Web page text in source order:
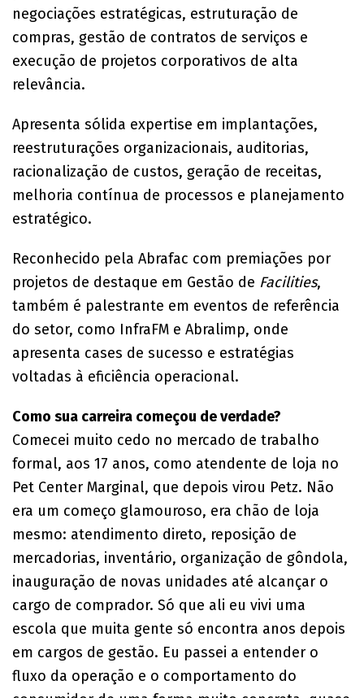
negociações estratégicas, estruturação de
compras, gestão de contratos de serviços e
execução de projetos corporativos de alta
relevância.
Apresenta sólida expertise em implantações,
reestruturações organizacionais, auditorias,
racionalização de custos, geração de receitas,
melhoria contínua de processos e planejamento
estratégico.
Reconhecido pela Abrafac com premiações por
projetos de destaque em Gestão de Facilities,
também é palestrante em eventos de referência
do setor, como InfraFM e Abralimp, onde
apresenta cases de sucesso e estratégias
voltadas à eficiência operacional.
Como sua carreira começou de verdade?
Comecei muito cedo no mercado de trabalho
formal, aos 17 anos, como atendente de loja no
Pet Center Marginal, que depois virou Petz. Não
era um começo glamouroso, era chão de loja
mesmo: atendimento direto, reposição de
mercadorias, inventário, organização de gôndola,
inauguração de novas unidades até alcançar o
cargo de comprador. Só que ali eu vivi uma
escola que muita gente só encontra anos depois
em cargos de gestão. Eu passei a entender o
fluxo da operação e o comportamento do